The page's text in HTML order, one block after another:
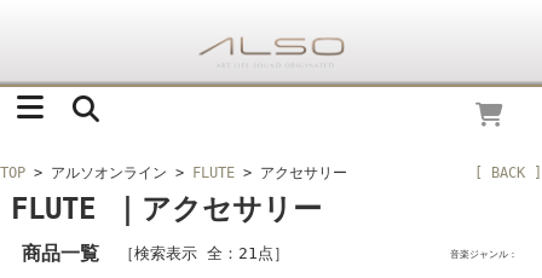
TOP > アルソオンライン > FLUTE > アクセサリー [ BACK ]
FLUTE ｜アクセサリー
音楽ジャンル：
商品一覧 ［検索表示 全：21点］